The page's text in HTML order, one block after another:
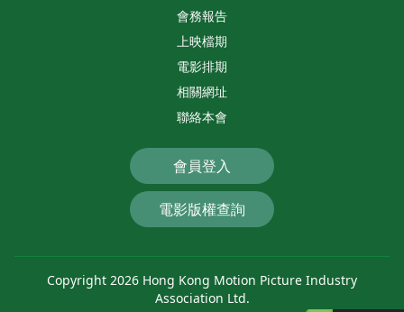
會務報告
上映檔期
電影排期
相關網址
聯絡本會
會員登入
電影版權查詢
Copyright 2026 Hong Kong Motion Picture Industry
Association Ltd.